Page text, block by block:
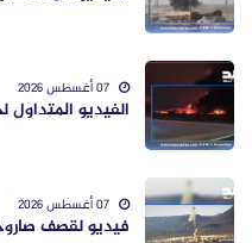
الفيديو
فيديو لقصف